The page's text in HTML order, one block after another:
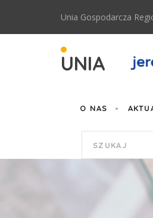
Unia Gospodarcza
UNIA
O NAS